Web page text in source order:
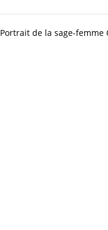
Portrait de la sage-